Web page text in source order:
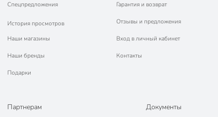
Спецпредложения
История просмотров
Наши магазины
Наши бренды
Подарки
Гарантия и возврат
Отзывы и предложения
Вход в личный кабинет
Контакты
Партнерам Документы